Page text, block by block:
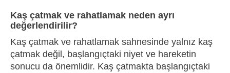
Kaş çatmak ve rahatlamak neden ayrı
değerlendirilir?
Kaş çatmak ve rahatlamak sahnesinde yalnız kaş
çatmak değil, başlangıçtaki niyet ve hareketin
sonucu da önemlidir. Kaş çatmakta başlangıçtaki